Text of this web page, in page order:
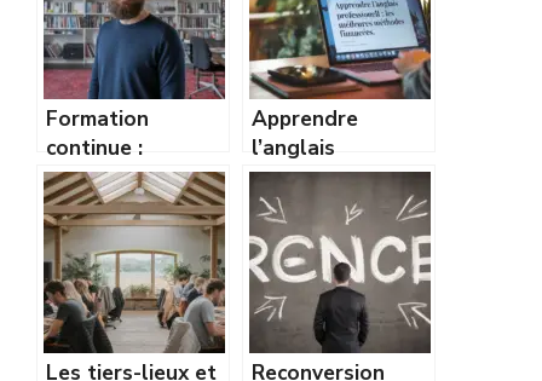
Formation
continue :
comment rester
compétitif sur le
marché du travail
?
Apprendre
l’anglais
professionnel :
les meilleures
méthodes
financées
Les tiers-lieux et
Reconversion